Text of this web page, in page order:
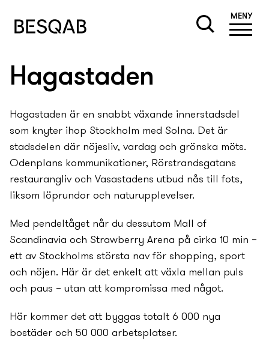
MENY
Hagastaden
Hagastaden är en snabbt växande innerstadsdel
som kny­ter ihop Stockholm med Solna. Det är
stadsdelen där nöjesliv, vardag och grönska möts.
Odenplans kommunikationer, Rörstrandsgatans
restaurangliv och Vasastadens utbud nås till fots,
liksom löprundor och naturupplevelser.
Med pendeltåget når du dessutom Mall of
Scandinavia och Strawberry Arena på cirka 10 min –
ett av Stockholms största nav för shopping, sport
och nöjen. Här är det enkelt att växla mellan puls
och paus – utan att kompromissa med något.
Här kommer det att byggas totalt 6 000 ny­a
bostäder och 50 000 arbetsplatser.